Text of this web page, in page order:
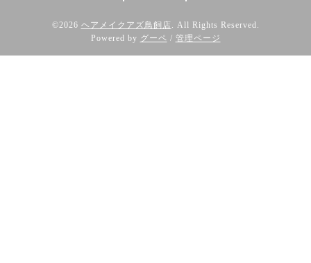
©2026 ヘアメイクアズ鳥飼店. All Rights Reserved.
Powered by グーペ / 管理ページ